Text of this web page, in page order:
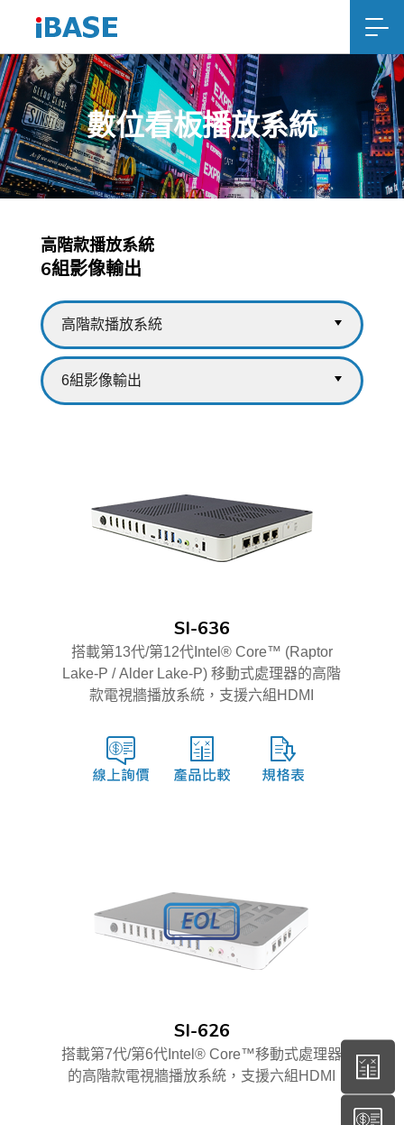
數位看板播放系統
高階款播放系統
6組影像輸出
SI-636
搭載第13代/第12代Intel® Core™ (Raptor
Lake-P / Alder Lake-P) 移動式處理器的高階
款電視牆播放系統，支援六組HDMI
SI-626
搭載第7代/第6代Intel® Core™移動式處理器
的高階款電視牆播放系統，支援六組HDMI